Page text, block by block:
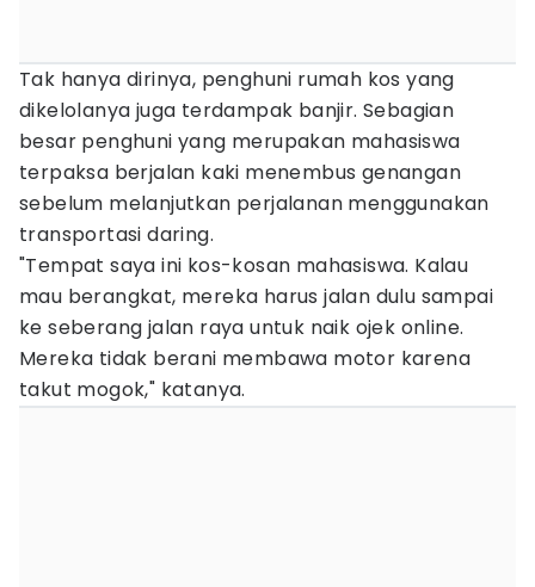
Tak hanya dirinya, penghuni rumah kos yang
dikelolanya juga terdampak banjir. Sebagian
besar penghuni yang merupakan mahasiswa
terpaksa berjalan kaki menembus genangan
sebelum melanjutkan perjalanan menggunakan
transportasi daring.
"Tempat saya ini kos-kosan mahasiswa. Kalau
mau berangkat, mereka harus jalan dulu sampai
ke seberang jalan raya untuk naik ojek online.
Mereka tidak berani membawa motor karena
takut mogok," katanya.